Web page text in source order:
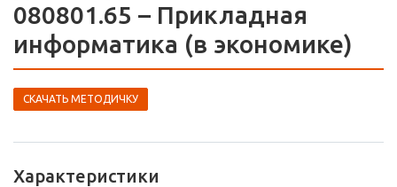
080801.65 – Прикладная
информатика (в экономике)
СКАЧАТЬ МЕТОДИЧКУ
Характеристики